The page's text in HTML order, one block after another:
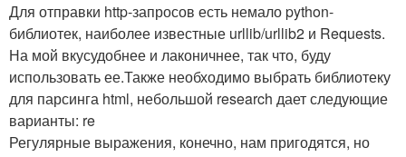
Для отправки http-запросов есть немало python-
библиотек, наиболее известные urllib/urllib2 и Requests.
На мой вкусудобнее и лаконичнее, так что, буду
использовать ее.Также необходимо выбрать библиотеку
для парсинга html, небольшой research дает следующие
варианты: re
Регулярные выражения, конечно, нам пригодятся, но